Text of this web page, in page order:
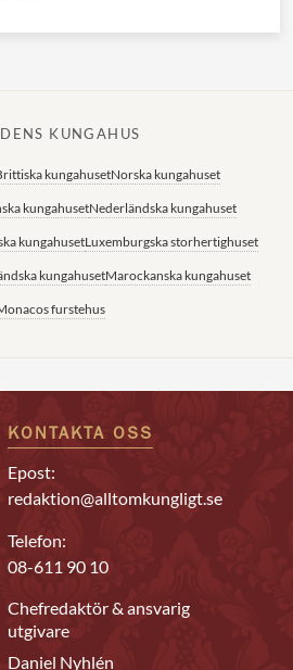
KUNGAHUS
kungahusetNorska kungahuset
kungahusetNederländska kungahuset
kungahusetLuxemburgska storhertighuset
kungahusetMarockanska kungahuset
furstehus
KONTAKTA OSS
Epost:
redaktion@alltomkungligt.se
Telefon:
08-611 90 10
Chefredaktör & ansvarig
utgivare
Daniel Nyhlén